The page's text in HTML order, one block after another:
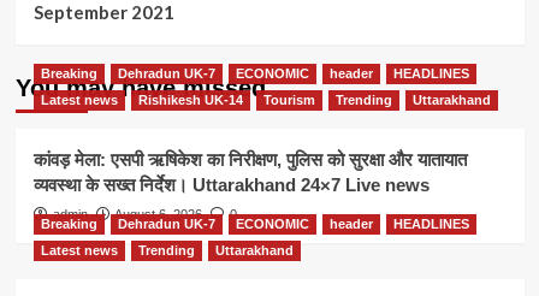
September 2021
You may have missed
Breaking Dehradun UK-7 ECONOMIC header
HEADLINES
Latest news
Rishikesh UK-14 Tourism Trending Uttarakhand
कांवड़ मेला: एसपी ऋषिकेश का निरीक्षण, पुलिस को सुरक्षा और यातायात
व्यवस्था के सख्त निर्देश। Uttarakhand 24×7 Live news
admin August 6, 2026 0
Breaking Dehradun UK-7 ECONOMIC header
HEADLINES
Latest news
Trending Uttarakhand